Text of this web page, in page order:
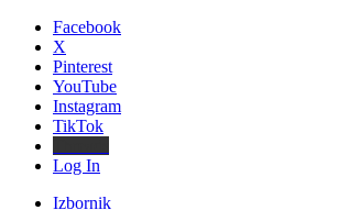
Facebook
X
Pinterest
YouTube
Instagram
TikTok
Log In
Izbornik